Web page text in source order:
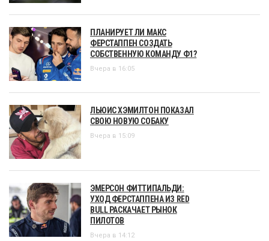
ПЛАНИРУЕТ ЛИ МАКС
ФЕРСТАППЕН СОЗДАТЬ
СОБСТВЕННУЮ КОМАНДУ Ф1?
Вчера в 16:05
ЛЬЮИС ХЭМИЛТОН ПОКАЗАЛ
СВОЮ НОВУЮ СОБАКУ
Вчера в 15:09
ЭМЕРСОН ФИТТИПАЛЬДИ:
УХОД ФЕРСТАППЕНА ИЗ RED
BULL РАСКАЧАЕТ РЫНОК
ПИЛОТОВ
Вчера в 14:12